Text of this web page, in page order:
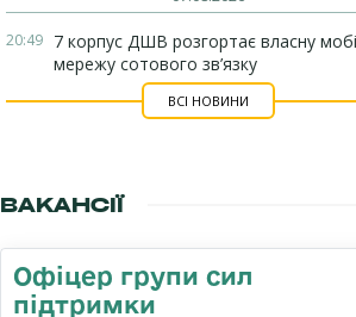
20:49 7 корпус ДШВ розгортає власну
мережу сотового зв’язку
ВСІ НОВИНИ
ВАКАНСІЇ
Офіцер групи сил
підтримки